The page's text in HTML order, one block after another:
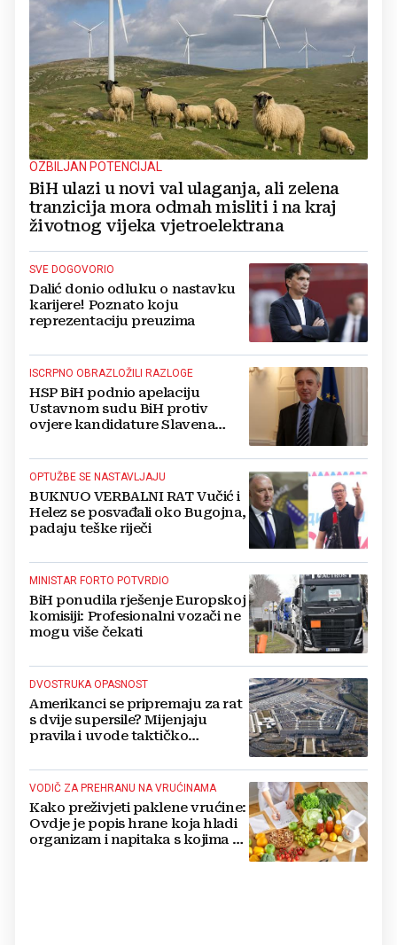
OZBILJAN POTENCIJAL
BiH ulazi u novi val ulaganja, ali zelena
tranzicija mora odmah misliti i na kraj
životnog vijeka vjetroelektrana
SVE DOGOVORIO
Dalić donio odluku o nastavku
karijere! Poznato koju
reprezentaciju preuzima
ISCRPNO OBRAZLOŽILI RAZLOGE
HSP BiH podnio apelaciju
Ustavnom sudu BiH protiv
ovjere kandidature Slavena
OPTUŽBE SE NASTAVLJAJU
BUKNUO VERBALNI RAT Vučić i
Helez se posvađali oko Bugojna,
padaju teške riječi
MINISTAR FORTO POTVRDIO
BiH ponudila rješenje Europskoj
komisiji: Profesionalni vozači ne
mogu više čekati
DVOSTRUKA OPASNOST
Amerikanci se pripremaju za rat
s dvije supersile? Mijenjaju
pravila i uvode taktičko
VODIČ ZA PREHRANU NA VRUĆINAMA
Kako preživjeti paklene vrućine:
Ovdje je popis hrane koja hladi
organizam i napitaka s kojima si